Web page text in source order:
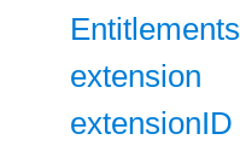
Entitlements
extension
extensionID